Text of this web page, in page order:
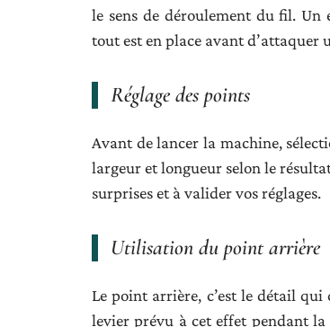
le sens de déroulement du fil.
tout est en place avant d’attaquer
Réglage des points
Avant de lancer la machine,
largeur et longueur selon le
surprises et à valider vos réglages.
Utilisation du point arrière
Le point arrière, c’est le détail qui
levier prévu à cet effet pendant la